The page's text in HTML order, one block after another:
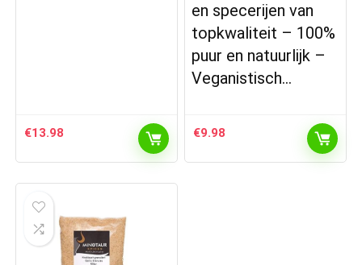
€13.98
en specerijen van
topkwaliteit – 100%
puur en natuurlijk –
Veganistisch…
€9.98